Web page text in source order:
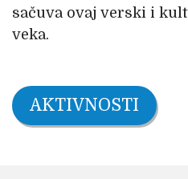
sačuva ovaj verski i
veka.
AKTIVNOSTI